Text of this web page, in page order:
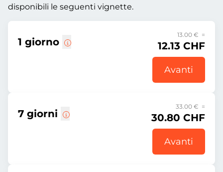
disponibili le seguenti vignette.
1 giorno
13.00 € =
12.13 CHF
Avanti
7 giorni
33.00 € =
30.80 CHF
Avanti